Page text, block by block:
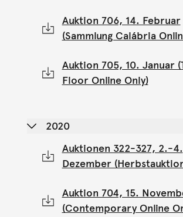
Auktion 706, 14. Februar
(Sammlung Calábria
Auktion 705, 10. Januar
Floor Online Only)
2020
Auktionen 322-327, 2.-4.
Dezember
Auktion 704, 15.
(Contemporary Online